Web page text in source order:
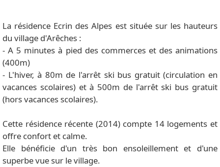
La résidence Ecrin des Alpes est située sur les hauteurs
du village d'Arêches :
- A 5 minutes à pied des commerces et des animations
(400m)
- L'hiver, à 80m de l'arrêt ski bus gratuit (circulation en
vacances scolaires) et à 500m de l'arrêt ski bus gratuit
(hors vacances scolaires).
Cette résidence récente (2014) compte 14 logements et
offre confort et calme.
Elle bénéficie d'un très bon ensoleillement et d'une
superbe vue sur le village.